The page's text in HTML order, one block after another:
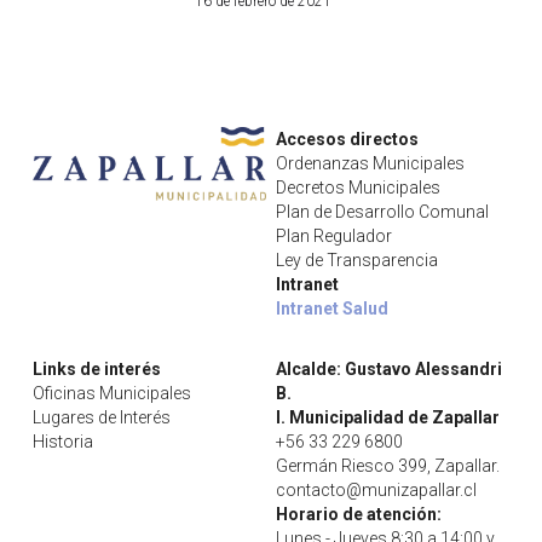
Plan Comunal de Emergencias
Areas Verdes y Plazas
Servicios Móviles
Talleres 2026
Depto. Atención a la Familia
Depto. Desarrollo Comunitario
Adulto Mayor
Mujer
Historia
Lugares de Interés
Actividades de verano
Retiro voluminosos
Tarjeta Vecino
Plan de Gbno Local 2024-2028
Accesos directos
Ordenanzas Municipales
Decretos Municipales
Plan de Desarrollo Comunal
Plan Regulador
Ley de Transparencia
Intranet
Intranet Salud
Links de interés
Oficinas Municipales
Lugares de Interés
Historia
Alcalde: Gustavo Alessandri
B.
I. Municipalidad de Zapallar
+56 33 229 6800
Germán Riesco 399, Zapallar.
contacto@munizapallar.cl
Horario de atención: